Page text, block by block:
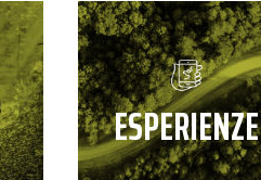
ESPERIENZE